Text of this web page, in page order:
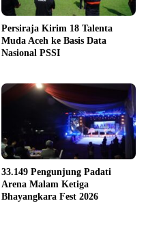
Persiraja Kirim 18 Talenta
Muda Aceh ke Basis Data
Nasional PSSI
33.149 Pengunjung Padati
Arena Malam Ketiga
Bhayangkara Fest 2026